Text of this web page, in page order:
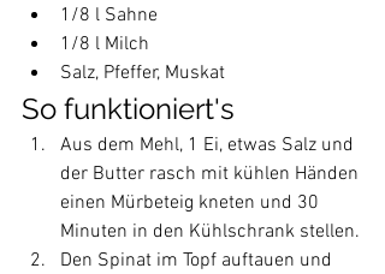
1/8 l Sahne
1/8 l Milch
Salz, Pfeffer, Muskat
So funktioniert's
Aus dem Mehl, 1 Ei, etwas Salz und
der Butter rasch mit kühlen Händen
einen Mürbeteig kneten und 30
Minuten in den Kühlschrank stellen.
Den Spinat im Topf auftauen und